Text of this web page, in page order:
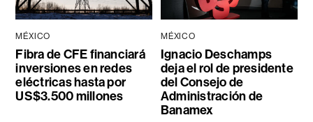
MÉXICO
Fibra de CFE financiará
inversiones en redes
eléctricas hasta por
US$3.500 millones
MÉXICO
Ignacio Deschamps
deja el rol de presidente
del Consejo de
Administración de
Banamex